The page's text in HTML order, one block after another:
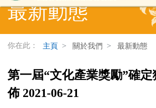
最新動態
你在此： 主頁 關於我們 最新動態
第一屆“文化產業獎勵”確
佈 2021-06-21